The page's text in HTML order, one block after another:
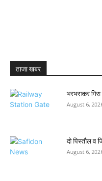
ताजा खबर
भरभराकर
August 6,
दो पिस्तौल व
August 6,